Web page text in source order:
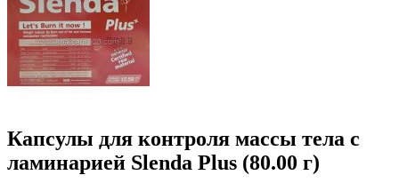
Капсулы для контроля массы тела с
ламинарией Slenda Plus (80.00 г)